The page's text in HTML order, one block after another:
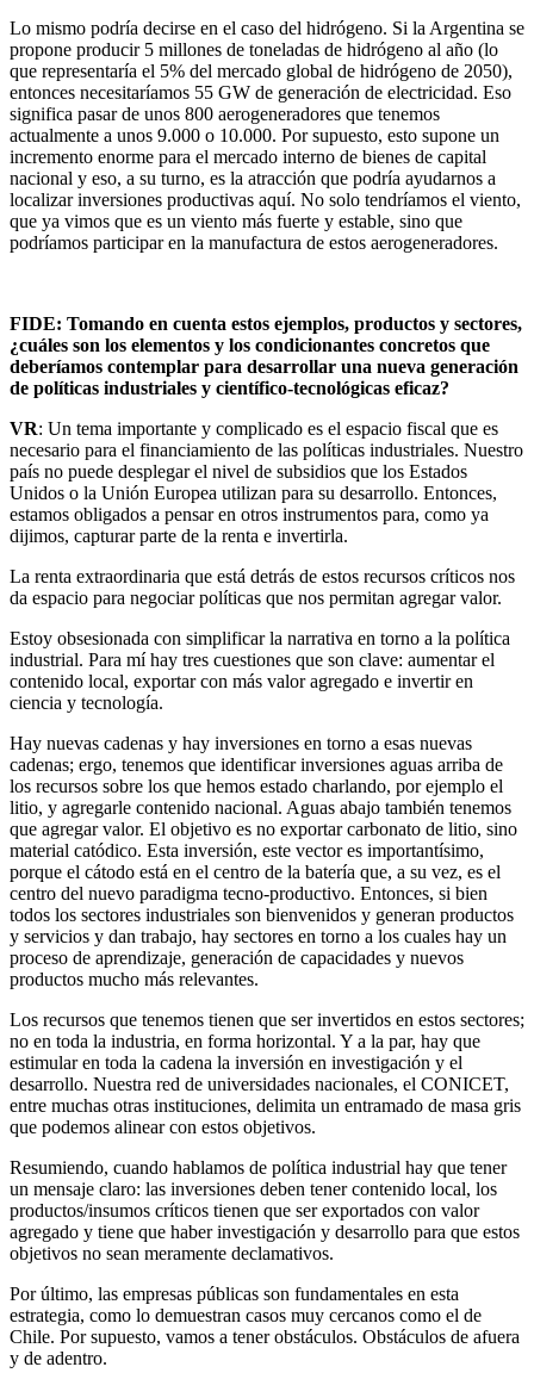
Lo mismo podría decirse en el caso del hidrógeno. Si la Argentina se
propone producir 5 millones de toneladas de hidrógeno al año (lo
que representaría el 5% del mercado global de hidrógeno de 2050),
entonces necesitaríamos 55 GW de generación de electricidad. Eso
significa pasar de unos 800 aerogeneradores que tenemos
actualmente a unos 9.000 o 10.000. Por supuesto, esto supone un
incremento enorme para el mercado interno de bienes de capital
nacional y eso, a su turno, es la atracción que podría ayudarnos a
localizar inversiones productivas aquí. No solo tendríamos el viento,
que ya vimos que es un viento más fuerte y estable, sino que
podríamos participar en la manufactura de estos aerogeneradores.
FIDE: Tomando en cuenta estos ejemplos, productos y sectores,
¿cuáles son los elementos y los condicionantes concretos que
deberíamos contemplar para desarrollar una nueva generación
de políticas industriales y científico-tecnológicas eficaz?
VR: Un tema importante y complicado es el espacio fiscal que es
necesario para el financiamiento de las políticas industriales. Nuestro
país no puede desplegar el nivel de subsidios que los Estados
Unidos o la Unión Europea utilizan para su desarrollo. Entonces,
estamos obligados a pensar en otros instrumentos para, como ya
dijimos, capturar parte de la renta e invertirla.
La renta extraordinaria que está detrás de estos recursos críticos nos
da espacio para negociar políticas que nos permitan agregar valor.
Estoy obsesionada con simplificar la narrativa en torno a la política
industrial. Para mí hay tres cuestiones que son clave: aumentar el
contenido local, exportar con más valor agregado e invertir en
ciencia y tecnología.
Hay nuevas cadenas y hay inversiones en torno a esas nuevas
cadenas; ergo, tenemos que identificar inversiones aguas arriba de
los recursos sobre los que hemos estado charlando, por ejemplo el
litio, y agregarle contenido nacional. Aguas abajo también tenemos
que agregar valor. El objetivo es no exportar carbonato de litio, sino
material catódico. Esta inversión, este vector es importantísimo,
porque el cátodo está en el centro de la batería que, a su vez, es el
centro del nuevo paradigma tecno-productivo. Entonces, si bien
todos los sectores industriales son bienvenidos y generan productos
y servicios y dan trabajo, hay sectores en torno a los cuales hay un
proceso de aprendizaje, generación de capacidades y nuevos
productos mucho más relevantes.
Los recursos que tenemos tienen que ser invertidos en estos sectores;
no en toda la industria, en forma horizontal. Y a la par, hay que
estimular en toda la cadena la inversión en investigación y el
desarrollo. Nuestra red de universidades nacionales, el CONICET,
entre muchas otras instituciones, delimita un entramado de masa gris
que podemos alinear con estos objetivos.
Resumiendo, cuando hablamos de política industrial hay que tener
un mensaje claro: las inversiones deben tener contenido local, los
productos/insumos críticos tienen que ser exportados con valor
agregado y tiene que haber investigación y desarrollo para que estos
objetivos no sean meramente declamativos.
Por último, las empresas públicas son fundamentales en esta
estrategia, como lo demuestran casos muy cercanos como el de
Chile. Por supuesto, vamos a tener obstáculos. Obstáculos de afuera
y de adentro.